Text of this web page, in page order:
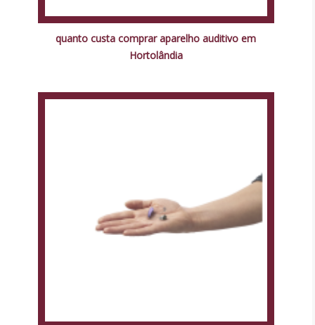
quanto custa comprar aparelho auditivo em
Hortolândia